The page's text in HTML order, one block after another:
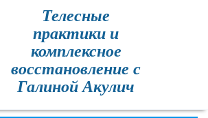
Телесные
практики и
комплексное
восстановление с
Галиной Акулич